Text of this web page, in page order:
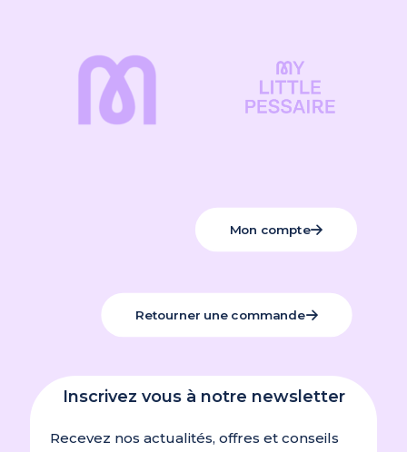
Mon compte
Retourner une commande
Inscrivez vous à notre newsletter
Recevez nos actualités, offres et conseils